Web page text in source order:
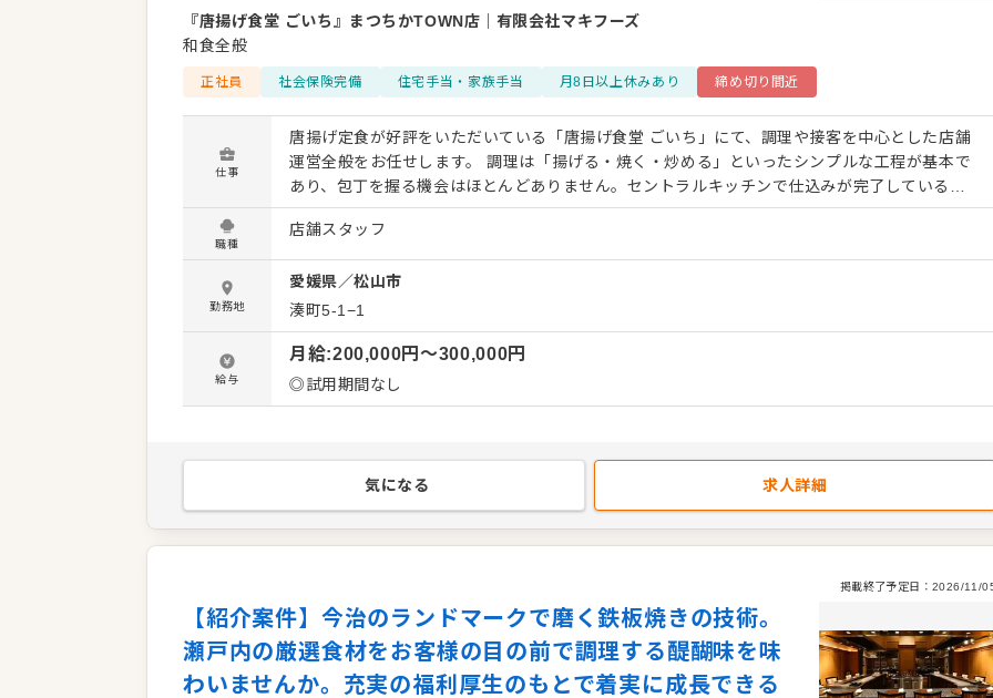
『唐揚げ食堂 ごいち』まつちかTOWN店
有限会社マキフーズ
和食全般
正社員 社会保険完備 住宅手当・家族手当 月8日以上休みあり 締め切り間近
仕事
唐揚げ定食が好評をいただいている「唐揚げ食堂 ごいち」にて、調理や接客を中心とした店舗
運営全般をお任せします。 調理は「揚げる・焼く・炒める」といったシンプルな工程が基本で
あり、包丁を握る機会はほとんどありません。セントラルキッチンで仕込みが完了しているた
め、店舗での作業はお肉に粉をつけるといった簡単な内容に限定されます。仕込み時間は1時間
以内と短く、その分だけ店舗運営やお客様へのサービスに注力できる体制です。 入社後はまず
ホール業務からスタートし、お店の流れを掴んでから厨房業務へと段階的に進みます。1〜2ヶ
月間の充実した研修期間を設けており、先輩社員が横について丁寧にフォローを行うため、未
経験の方も着実にスキルを磨けます。各店舗には社員が複数名在籍しており、協力してシフト
を調整しているため、無理な出勤が発生しにくい環境です。 ＜おすすめポイント＞ 社員が複数
名在籍する体制を整えており、アルバイトスタッフのみで運営可能な時間帯も多いため、休日
出勤や急な呼び出しは発生しません。仕込み作業の負担も最小限に抑えられており、心身とも
にゆとりを持って日々の業務に取り組めます。チームワークを大切にしながら、腰を据えて長
職種
店舗スタッフ
勤務地
愛媛県／松山市
湊町5-1−1
給与
月給:200,000円〜300,000円
◎試用期間なし
気になる 求人詳細
掲載終了予定日： 2026/11/
【紹介案件】今治のランドマークで磨く鉄板焼きの技術。
瀬戸内の厳選食材をお客様の目の前で調理する醍醐味を味
わいませんか。充実の福利厚生のもとで着実に成長できる